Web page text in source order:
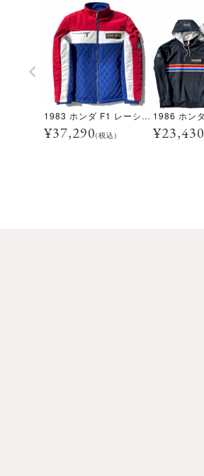
1983 ホンダ F1 レーシングチーム キルティング ジャケット
¥37,290(税込) ¥23,430